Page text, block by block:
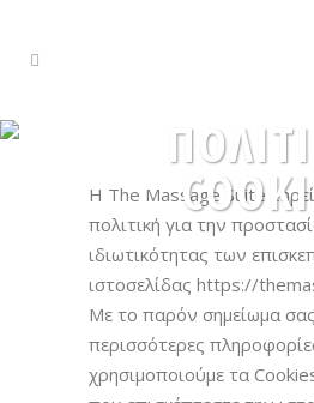
Η The Massage Suite
πολιτική για την
ιδιωτικότητας των
ιστοσελίδας https://
Με το παρόν σημείωμα
περισσότερες
χρησιμοποιούμε τα